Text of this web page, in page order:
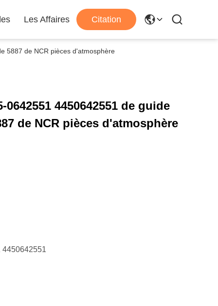
Les Affaires Citation
5887 de NCR pièces d'atmosphère
0642551 4450642551 de guide
de NCR pièces d'atmosphère
4450642551